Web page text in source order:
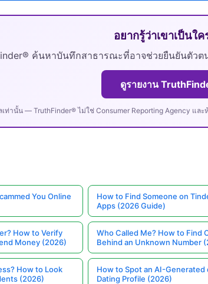
อยากรู้ว่าเขาเป็นใค
ค้นหาบันทึกสาธารณะที่อาจช่วยยืนยันตัวต
ดูรายงาน
ท่านั้น — TruthFinder® ไม่ใช่ Consumer Reporting Agency แล
You Online
How to Find Someone on
Apps (2026 Guide)
How to Verify
Money (2026)
Who Called Me? How to Find
Behind an Unknown Number
How to Look
(2026)
How to Spot an AI-Generated
Dating Profile (2026)